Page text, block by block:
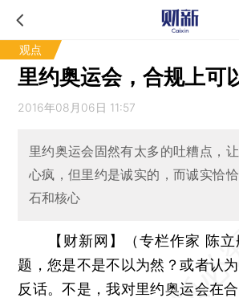
观点
里约奥运会，合规上可
2016年08月06日 11:57
里约奥运会固然有太多的吐糟点，
心疯，但里约是诚实的，而诚实恰
石和核心
【财新网】（专栏作家 陈立
题，您是不是不以为然？或者认
反话。不是，我对里约奥运会在